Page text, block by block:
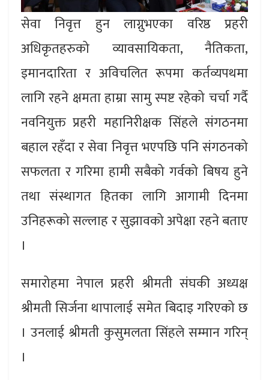
सेवा निवृत्त हुन लाग्नुभएका वरिष्ठ प्रहरी
अधिकृतहरुको व्यावसायिकता, नैतिकता,
इमानदारिता र अविचलित रूपमा कर्तव्यपथमा
लागि रहने क्षमता हाम्रा सामु स्पष्ट रहेको चर्चा गर्दै
नवनियुक्त प्रहरी महानिरीक्षक सिंहले संगठनमा
बहाल रहँदा र सेवा निवृत्त भएपछि पनि संगठनको
सफलता र गरिमा हामी सबैको गर्वको बिषय हुने
तथा संस्थागत हितका लागि आगामी दिनमा
उनिहरूको सल्लाह र सुझावको अपेक्षा रहने बताए
।
समारोहमा नेपाल प्रहरी श्रीमती संघकी अध्यक्ष
श्रीमती सिर्जना थापालाई समेत बिदाइ गरिएको छ
। उनलाई श्रीमती कुसुमलता सिंहले सम्मान गरिन्
।